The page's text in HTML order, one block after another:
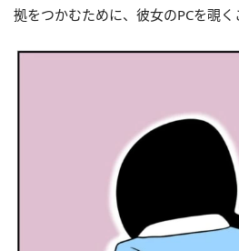
拠をつかむために、彼女のPCを覗